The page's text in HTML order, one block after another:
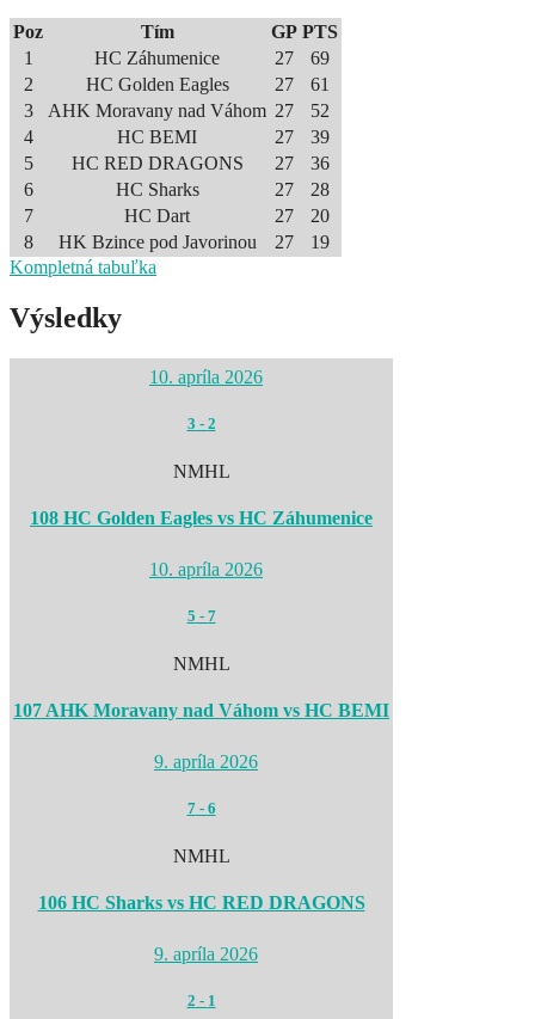
Poz Tím GP PTS
1
HC Záhumenice 27
69
2
HC Golden Eagles 27
61
3
AHK Moravany nad Váhom 27
52
4
HC BEMI 27
39
5
HC RED DRAGONS 27
36
6
HC Sharks 27
28
7
HC Dart 27
20
8
HK Bzince pod Javorinou 27
19
Kompletná tabuľka
Výsledky
10. apríla 2026
3 - 2
NMHL
108 HC Golden Eagles vs HC Záhumenice
10. apríla 2026
5 - 7
NMHL
107 AHK Moravany nad Váhom vs HC BEMI
9. apríla 2026
7- 6
NMHL
106 HC Sharks vs HC RED DRAGONS
9. apríla 2026
2 - 1